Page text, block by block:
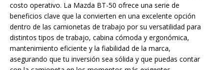
costo operativo. La Mazda BT-50 ofrece una serie de
beneficios clave que la convierten en una excelente opción
dentro de las camionetas de trabajo por su versatilidad para
distintos tipos de trabajo, cabina cómoda y ergonómica,
mantenimiento eficiente y la fiabilidad de la marca,
asegurando que tu inversión sea sólida y que puedas contar